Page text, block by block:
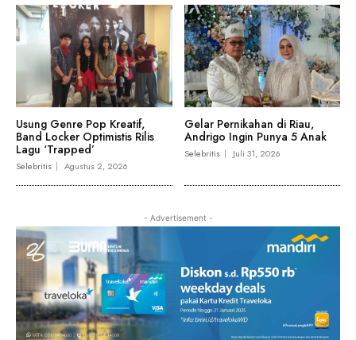
Usung Genre Pop Kreatif,
Band Locker Optimistis Rilis
Lagu ‘Trapped’
Selebritis Agustus 2, 2026
Gelar Pernikahan di Riau,
Andrigo Ingin Punya 5 Anak
Selebritis Juli 31, 2026
- Advertisement -